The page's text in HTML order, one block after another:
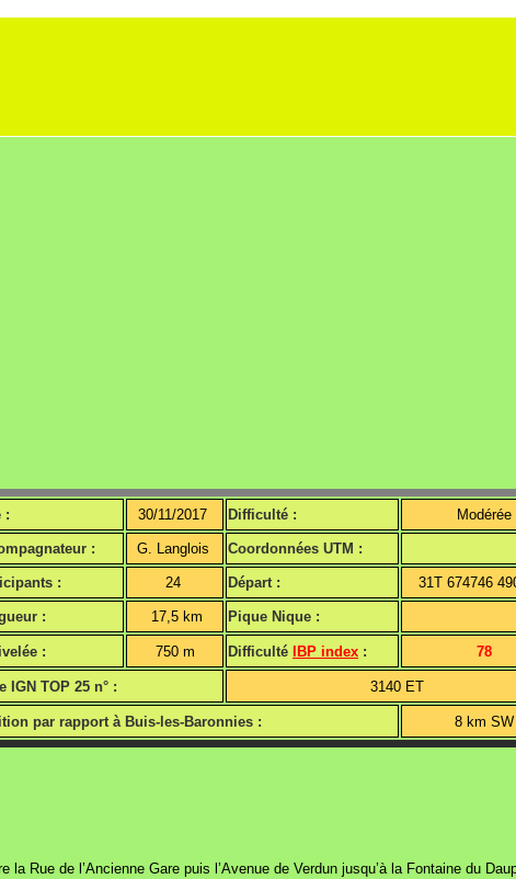
: 30/11/2017 Difficulté : Modérée
: G. Langlois Coordonnées UTM :
: 24 Départ : 31T 674746
: 17,5 km Pique Nique :
: 750 m Difficulté IBP index : 78
IGN TOP 25 n° : 3140 ET
par rapport à Buis-les-Baronnies : 8 km SW
Rue de l’Ancienne Gare puis l’Avenue de Verdun jusqu’à la Fontaine du